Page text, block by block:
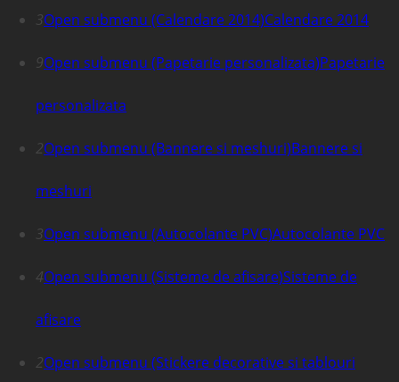
3Open submenu (Calendare 2014)Calendare 2014
9Open submenu (Papetarie personalizata)Papetarie
personalizata
2Open submenu (Bannere si meshuri)Bannere si
meshuri
3Open submenu (Autocolante PVC)Autocolante PVC
4Open submenu (Sisteme de afisare)Sisteme de
afisare
2Open submenu (Stickere decorative si tablouri